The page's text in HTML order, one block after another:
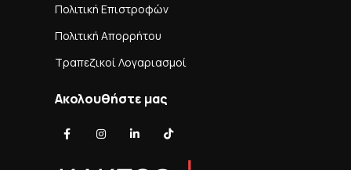
Πολιτική Επιστροφών
Πολιτική Απορρήτου
Τραπεζικοί Λογαριασμοί
Ακολουθήστε μας